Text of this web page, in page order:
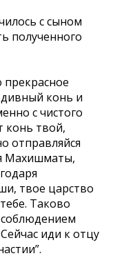
с сыном
полученного
конь и
с чистого
конь твой,
отправляйся
Махишматы,
твое царство
Таково
иди к отцу